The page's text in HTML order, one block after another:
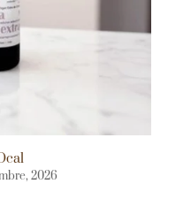
2026